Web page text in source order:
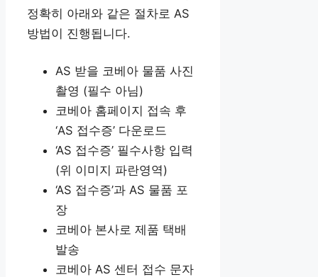
정확히 아래와 같은 절차로 AS
방법이 진행됩니다.
AS 받을 코베아 물품 사진
촬영 (필수 아님)
코베아 홈페이지 접속 후
‘AS 접수증’ 다운로드
‘AS 접수증’ 필수사항 입력
(위 이미지 파란영역)
‘AS 접수증’과 AS 물품 포
장
코베아 본사로 제품 택배
발송
코베아 AS 센터 접수 문자